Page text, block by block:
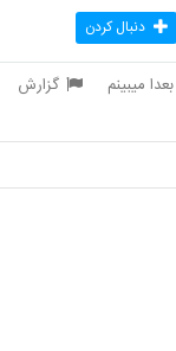
دنبال کردن
بعدا میبینم گزارش